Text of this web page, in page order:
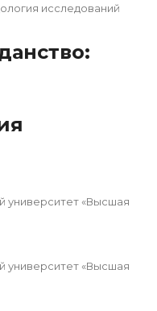
исследований
университет «Высшая
университет «Высшая